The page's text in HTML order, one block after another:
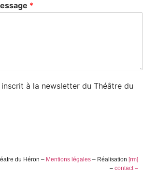
*
à la newsletter du Théâtre du
du Héron – Mentions légales – Réalisation [rm]
– contact –